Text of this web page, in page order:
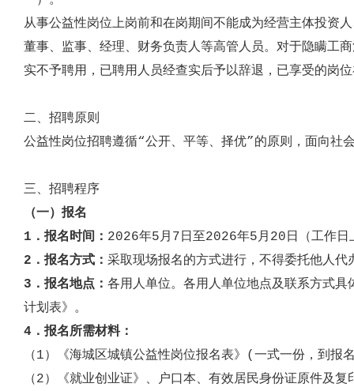
从事公益性岗位上岗前和在岗期间不能成为经营主体投资
董事、监事、经理、财务负责人等高管人员。对于隐瞒工
实不予聘用，已聘用人员经查实后予以辞退，已享受的岗
二、招聘原则
公益性岗位招聘遵循“公开、平等、择优”的原则，面向社
三、 招聘程序
（一）报名
1．报名时间： 2026年5月 7 日至2026年5月 20 日（工作
2．报名方式： 采取现场报名的方式进行， 不得委托他人代
3．报名地点： 各用人单位。各用人单位地点及联系方式具
计划表》 。
4．报名所需材料：
（1）《海城区城镇公益性岗位报名表》
(一式一份，到报
（2）《就业创业证》
、户口本、有效居民身份证原件及复